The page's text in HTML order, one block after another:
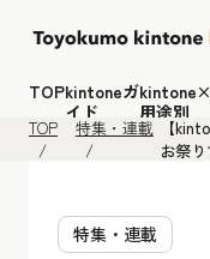
TOPkintoneガ
イド
kintone×
用途別
TOP 特集・連載
【
お祭り
特集・連載